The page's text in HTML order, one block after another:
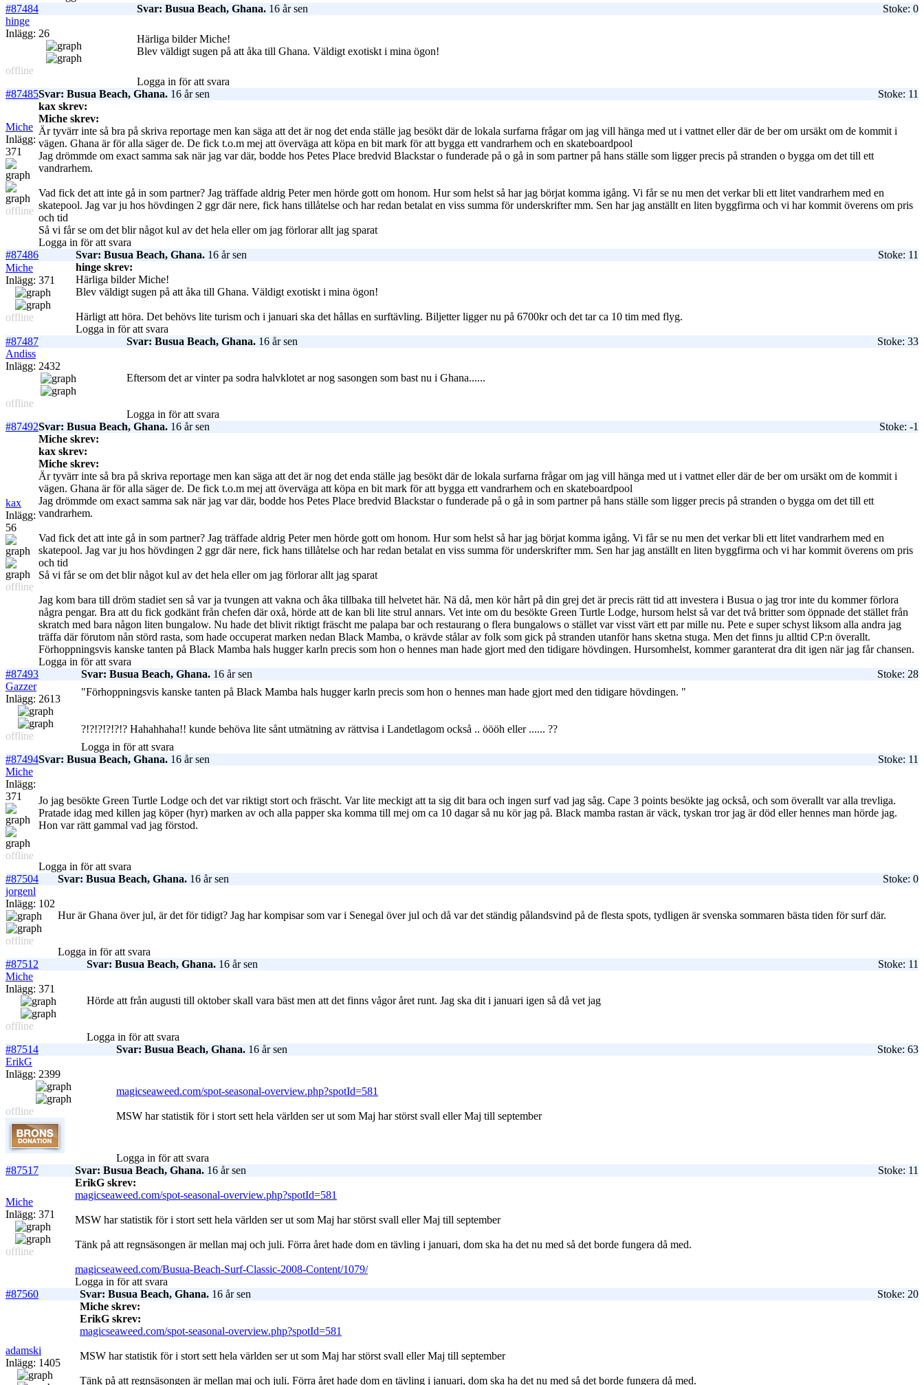
#87484
Svar: Busua Beach, Ghana. 16 år sen
Stoke: 0
hinge
Inlägg: 26
offline
Härliga bilder Miche!
Blev väldigt sugen på att åka till Ghana. Väldigt exotiskt i mina ögon!
Logga in för att svara
#87485Svar: Busua Beach, Ghana. 16 år sen Stoke: 11
Miche
Inlägg:
371
offline
kax skrev:
Miche skrev:
Är tyvärr inte så bra på skriva reportage men kan säga att det är nog det enda ställe jag besökt där de lokala surfarna frågar om jag vill hänga med ut i vattnet eller där de ber om ursäkt om de kommit i
vägen. Ghana är för alla säger de. De fick t.o.m mej att överväga att köpa en bit mark för att bygga ett vandrarhem och en skateboardpool
Jag drömmde om exact samma sak när jag var där, bodde hos Petes Place bredvid Blackstar o funderade på o gå in som partner på hans ställe som ligger precis på stranden o bygga om det till ett
vandrarhem.
Vad fick det att inte gå in som partner? Jag träffade aldrig Peter men hörde gott om honom. Hur som helst så har jag börjat komma igång. Vi får se nu men det verkar bli ett litet vandrarhem med en
skatepool. Jag var ju hos hövdingen 2 ggr där nere, fick hans tillåtelse och har redan betalat en viss summa för underskrifter mm. Sen har jag anställt en liten byggfirma och vi har kommit överens om pris
och tid
Så vi får se om det blir något kul av det hela eller om jag förlorar allt jag sparat
Logga in för att svara
#87486
Svar: Busua Beach, Ghana. 16 år sen
Stoke: 11
Miche
Inlägg: 371
offline
hinge skrev:
Härliga bilder Miche!
Blev väldigt sugen på att åka till Ghana. Väldigt exotiskt i mina ögon!
Härligt att höra. Det behövs lite turism och i januari ska det hållas en surftävling. Biljetter ligger nu på 6700kr och det tar ca 10 tim med flyg.
Logga in för att svara
#87487
Svar: Busua Beach, Ghana. 16 år sen
Stoke: 33
Andiss
Inlägg: 2432
offline
Eftersom det ar vinter pa sodra halvklotet ar nog sasongen som bast nu i Ghana......
Logga in för att svara
#87492Svar: Busua Beach, Ghana. 16 år sen Stoke: -1
kax
Inlägg:
56
offline
Miche skrev:
kax skrev:
Miche skrev:
Är tyvärr inte så bra på skriva reportage men kan säga att det är nog det enda ställe jag besökt där de lokala surfarna frågar om jag vill hänga med ut i vattnet eller där de ber om ursäkt om de kommit i
vägen. Ghana är för alla säger de. De fick t.o.m mej att överväga att köpa en bit mark för att bygga ett vandrarhem och en skateboardpool
Jag drömmde om exact samma sak när jag var där, bodde hos Petes Place bredvid Blackstar o funderade på o gå in som partner på hans ställe som ligger precis på stranden o bygga om det till ett
vandrarhem.
Vad fick det att inte gå in som partner? Jag träffade aldrig Peter men hörde gott om honom. Hur som helst så har jag börjat komma igång. Vi får se nu men det verkar bli ett litet vandrarhem med en
skatepool. Jag var ju hos hövdingen 2 ggr där nere, fick hans tillåtelse och har redan betalat en viss summa för underskrifter mm. Sen har jag anställt en liten byggfirma och vi har kommit överens om pris
och tid
Så vi får se om det blir något kul av det hela eller om jag förlorar allt jag sparat
Jag kom bara till dröm stadiet sen så var ja tvungen att vakna och åka tillbaka till helvetet här. Nä då, men kör hårt på din grej det är precis rätt tid att investera i Busua o jag tror inte du kommer förlora
några pengar. Bra att du fick godkänt från chefen där oxå, hörde att de kan bli lite strul annars. Vet inte om du besökte Green Turtle Lodge, hursom helst så var det två britter som öppnade det stället från
skratch med bara någon liten bungalow. Nu hade det blivit riktigt fräscht me palapa bar och restaurang o flera bungalows o stället var visst värt ett par mille nu. Pete e super schyst liksom alla andra jag
träffa där förutom nån störd rasta, som hade occuperat marken nedan Black Mamba, o krävde stålar av folk som gick på stranden utanför hans sketna stuga. Men det finns ju alltid CP:n överallt.
Förhoppningsvis kanske tanten på Black Mamba hals hugger karln precis som hon o hennes man hade gjort med den tidigare hövdingen. Hursomhelst, kommer garanterat dra dit igen när jag får chansen.
Logga in för att svara
#87493
Svar: Busua Beach, Ghana. 16 år sen
Stoke: 28
Gazzer
Inlägg: 2613
offline
"Förhoppningsvis kanske tanten på Black Mamba hals hugger karln precis som hon o hennes man hade gjort med den tidigare hövdingen. "
?!?!?!?!?!? Hahahhaha!! kunde behöva lite sånt utmätning av rättvisa i Landetlagom också .. öööh eller ...... ??
Logga in för att svara
#87494Svar: Busua Beach, Ghana. 16 år sen
Stoke: 11
Miche
Inlägg:
371
offline
Jo jag besökte Green Turtle Lodge och det var riktigt stort och fräscht. Var lite meckigt att ta sig dit bara och ingen surf vad jag såg. Cape 3 points besökte jag också, och som överallt var alla trevliga.
Pratade idag med killen jag köper (hyr) marken av och alla papper ska komma till mej om ca 10 dagar så nu kör jag på. Black mamba rastan är väck, tyskan tror jag är död eller hennes man hörde jag.
Hon var rätt gammal vad jag förstod.
Logga in för att svara
#87504
Svar: Busua Beach, Ghana. 16 år sen
Stoke: 0
jorgenl
Inlägg: 102
offline
Hur är Ghana över jul, är det för tidigt? Jag har kompisar som var i Senegal över jul och då var det ständig pålandsvind på de flesta spots, tydligen är svenska sommaren bästa tiden för surf där.
Logga in för att svara
#87512
Svar: Busua Beach, Ghana. 16 år sen
Stoke: 11
Miche
Inlägg: 371
offline
Hörde att från augusti till oktober skall vara bäst men att det finns vågor året runt. Jag ska dit i januari igen så då vet jag
Logga in för att svara
#87514
Svar: Busua Beach, Ghana. 16 år sen
Stoke: 63
ErikG
Inlägg: 2399
offline
magicseaweed.com/spot-seasonal-overview.php?spotId=581
MSW har statistik för i stort sett hela världen ser ut som Maj har störst svall eller Maj till september
Logga in för att svara
#87517
Svar: Busua Beach, Ghana. 16 år sen Stoke: 11
Miche
Inlägg: 371
offline
ErikG skrev:
magicseaweed.com/spot-seasonal-overview.php?spotId=581
MSW har statistik för i stort sett hela världen ser ut som Maj har störst svall eller Maj till september
Tänk på att regnsäsongen är mellan maj och juli. Förra året hade dom en tävling i januari, dom ska ha det nu med så det borde fungera då med.
magicseaweed.com/Busua-Beach-Surf-Classic-2008-Content/1079/
Logga in för att svara
#87560
Svar: Busua Beach, Ghana. 16 år sen Stoke: 20
adamski
Inlägg: 1405
Miche skrev:
ErikG skrev:
magicseaweed.com/spot-seasonal-overview.php?spotId=581
MSW har statistik för i stort sett hela världen ser ut som Maj har störst svall eller Maj till september
Tänk på att regnsäsongen är mellan maj och juli. Förra året hade dom en tävling i januari, dom ska ha det nu med så det borde fungera då med.